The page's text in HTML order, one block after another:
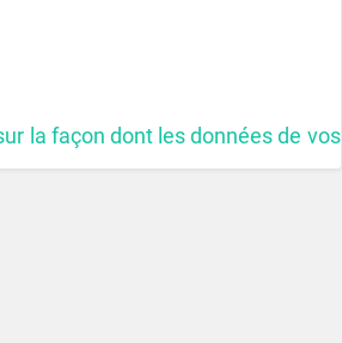
la façon dont les données de vos